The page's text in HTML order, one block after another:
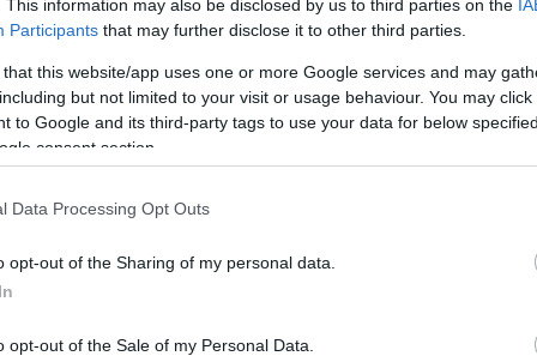
This information may also be disclosed by us to third parties on the
Participants that may further disclose it to other third parties.
that this website/app uses one or more Google services and may
but not limited to your visit or usage behaviour. You may
to Google and its third-party tags to use your data for below
consent section.
Data Processing Opt Outs
opt-out of the Sharing of my personal data.
opt-out of the Sale of my Personal Data.
is ezek közé tartozunk. Nyilván ennek legfőbb oka
nem lehet gyorsan véleményezni. Elsőre egy
kompetitív élmény az egész, de működik a battle
mód is hozza a formáját. A szerkesztőségben
a vélemények, de ez egy felhasználói generációt
pár órás stream erejéig, érdemes vele ismerkedni
nektek, amikor már nem a bénázáson rántja